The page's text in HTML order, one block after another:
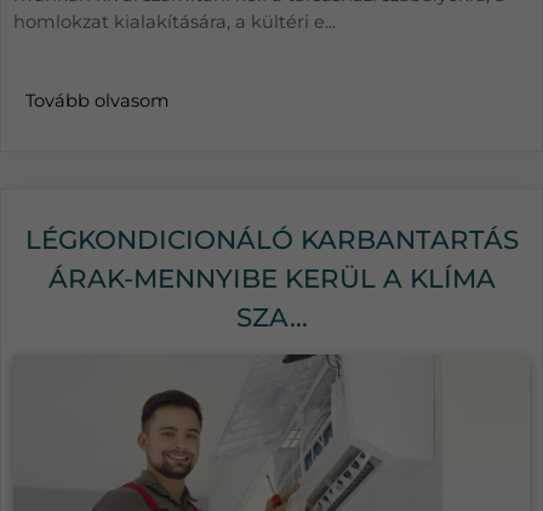
homlokzat kialakítására, a kültéri e...
Tovább olvasom
LÉGKONDICIONÁLÓ KARBANTARTÁS
ÁRAK-MENNYIBE KERÜL A KLÍMA
SZA...